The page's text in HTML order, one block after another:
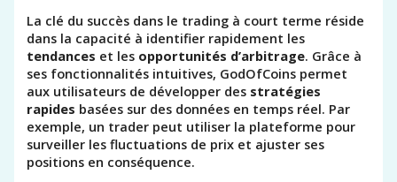
La clé du succès dans le trading à court terme réside
dans la capacité à identifier rapidement les
tendances et les opportunités d’arbitrage. Grâce à
ses fonctionnalités intuitives, GodOfCoins permet
aux utilisateurs de développer des stratégies
rapides basées sur des données en temps réel. Par
exemple, un trader peut utiliser la plateforme pour
surveiller les fluctuations de prix et ajuster ses
positions en conséquence.